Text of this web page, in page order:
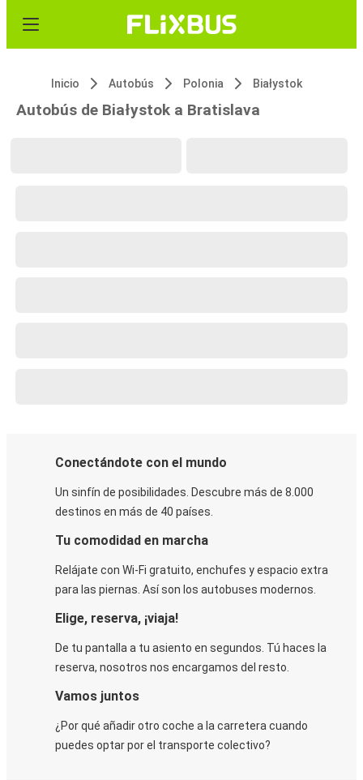
Inicio Autobús Polonia Białystok
Autobús de Białystok a Bratislava
Conectándote con el mundo
Un sinfín de posibilidades. Descubre más de 8.000
destinos en más de 40 países.
Tu comodidad en marcha
Relájate con Wi-Fi gratuito, enchufes y espacio extra
para las piernas. Así son los autobuses modernos.
Elige, reserva, ¡viaja!
De tu pantalla a tu asiento en segundos. Tú haces la
reserva, nosotros nos encargamos del resto.
Vamos juntos
¿Por qué añadir otro coche a la carretera cuando
puedes optar por el transporte colectivo?